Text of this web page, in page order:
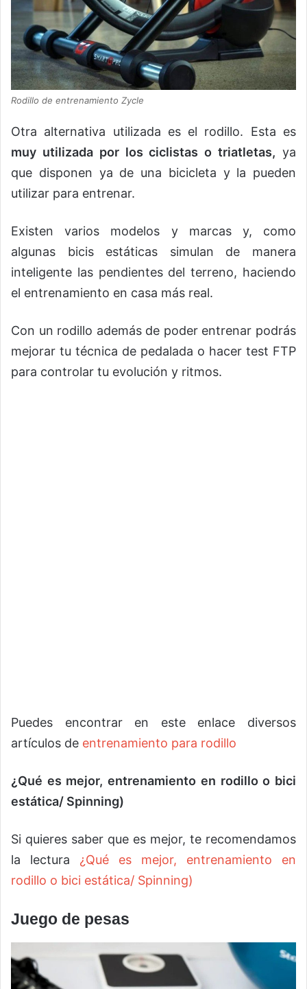
Rodillo de entrenamiento Zycle
Otra alternativa utilizada es el rodillo. Esta es
muy utilizada por los ciclistas o triatletas, ya
que disponen ya de una bicicleta y la pueden
utilizar para entrenar.
Existen varios modelos y marcas y, como
algunas bicis estáticas simulan de manera
inteligente las pendientes del terreno, haciendo
el entrenamiento en casa más real.
Con un rodillo además de poder entrenar podrás
mejorar tu técnica de pedalada o hacer test FTP
para controlar tu evolución y ritmos.
Puedes encontrar en este enlace diversos
artículos de entrenamiento para rodillo
¿Qué es mejor, entrenamiento en rodillo o bici
estática/ Spinning)
Si quieres saber que es mejor, te recomendamos
la lectura ¿Qué es mejor, entrenamiento en
rodillo o bici estática/ Spinning)
Juego de pesas